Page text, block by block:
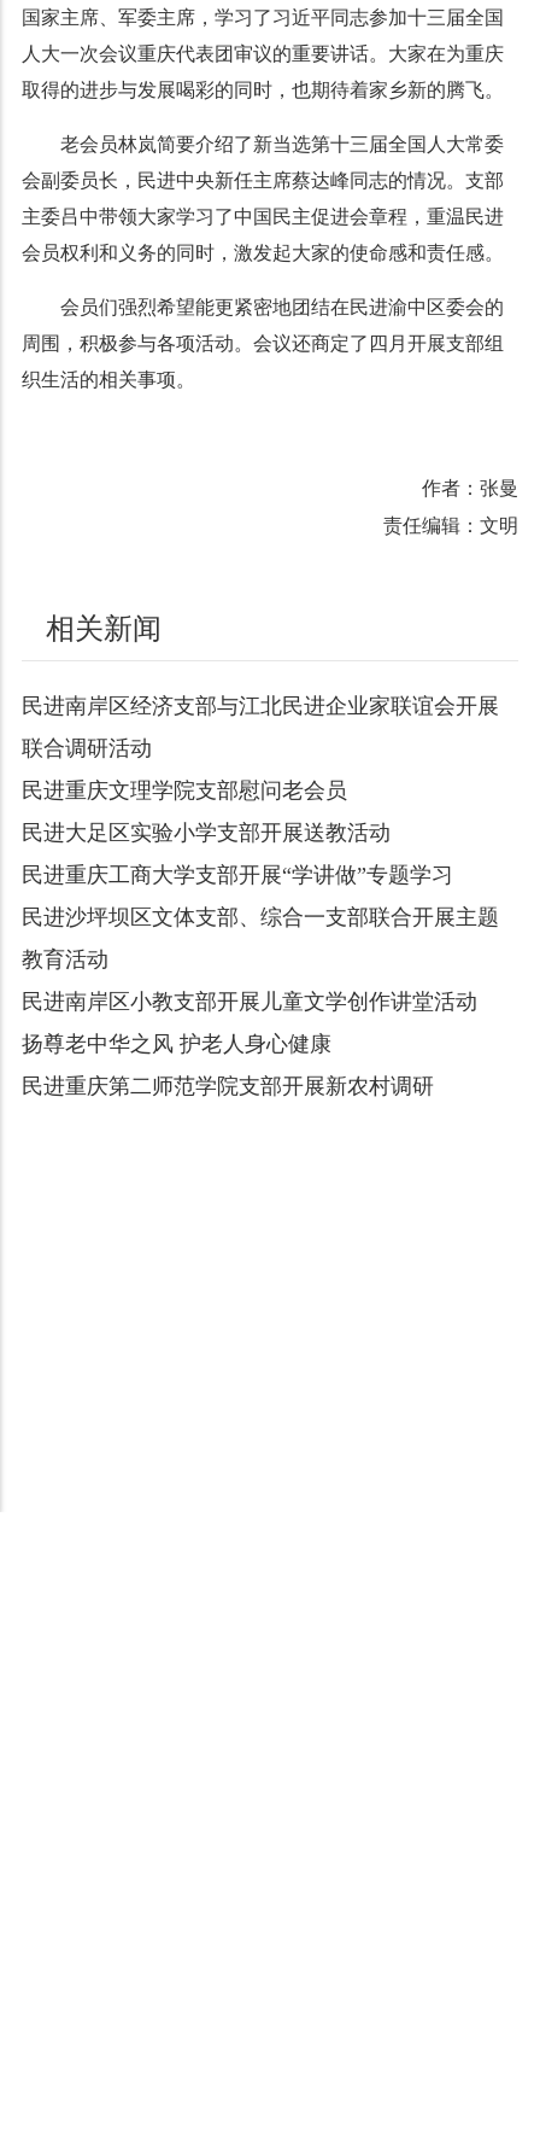
国家主席、军委主席，学习了习近平同志参加十三届全国
人大一次会议重庆代表团审议的重要讲话。大家在为重庆
取得的进步与发展喝彩的同时，也期待着家乡新的腾飞。
老会员林岚简要介绍了新当选第十三届全国人大常委
会副委员长，民进中央新任主席蔡达峰同志的情况。支部
主委吕中带领大家学习了中国民主促进会章程，重温民进
会员权利和义务的同时，激发起大家的使命感和责任感。
会员们强烈希望能更紧密地团结在民进渝中区委会的
周围，积极参与各项活动。会议还商定了四月开展支部组
织生活的相关事项。
作者：张曼
责任编辑：文明
相关新闻
民进南岸区经济支部与江北民进企业家联谊会开展
联合调研活动
民进重庆文理学院支部慰问老会员
民进大足区实验小学支部开展送教活动
民进重庆工商大学支部开展“学讲做”专题学习
民进沙坪坝区文体支部、综合一支部联合开展主题
教育活动
民进南岸区小教支部开展儿童文学创作讲堂活动
扬尊老中华之风 护老人身心健康
民进重庆第二师范学院支部开展新农村调研